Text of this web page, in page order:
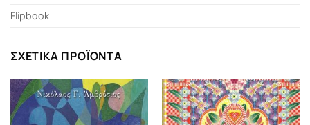
Flipbook
ΣΧΕΤΙΚΆ ΠΡΟΪΌΝΤΑ